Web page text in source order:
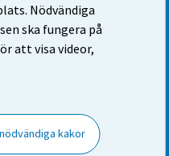
Nödvändiga
ska fungera på
att visa videor,
kakor